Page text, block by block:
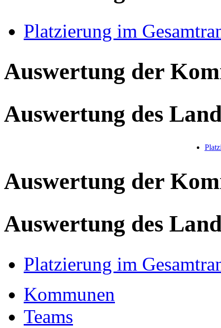
Platzierung im
Auswertung der
Auswertung des
Auswertung der
Auswertung des
Platzierung im
Kommunen
Teams